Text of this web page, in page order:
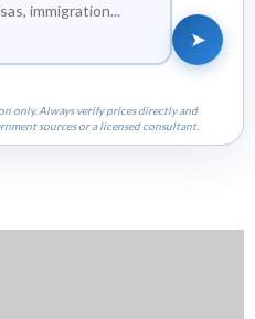
➤
only. Always verify prices directly and
sources or a licensed consultant.